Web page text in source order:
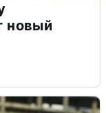
новый